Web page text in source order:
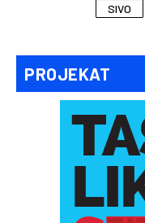
PROJEKAT
SIVO